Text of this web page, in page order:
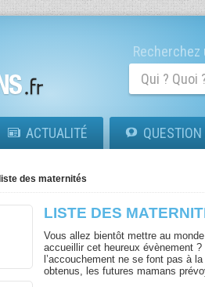
ACTUALITÉ
liste des maternités
LISTE DES
Vous allez bientôt mettre au
accueillir cet heureux évènement
l’accouchement ne se font pas à
obtenus, les futures mamans